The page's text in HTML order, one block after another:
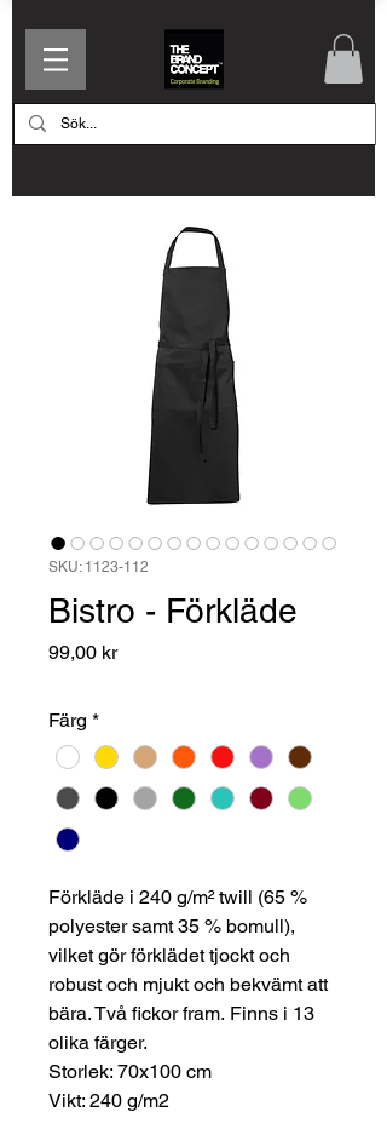
SKU: 1123-112
Bistro - Förkläde
99,00 krPris
Färg *
Förkläde i 240 g/m² twill (65 %
polyester samt 35 % bomull),
vilket gör förklädet tjockt och
robust och mjukt och bekvämt att
bära. Två fickor fram. Finns i 13
olika färger.
Storlek: 70x100 cm
Vikt: 240 g/m2